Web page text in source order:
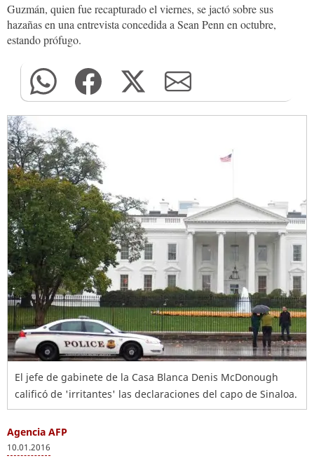
Guzmán, quien fue recapturado el viernes, se jactó sobre sus
hazañas en una entrevista concedida a Sean Penn en octubre,
estando prófugo.
El jefe de gabinete de la Casa Blanca Denis McDonough
calificó de 'irritantes' las declaraciones del capo de Sinaloa.
Agencia AFP
10.01.2016